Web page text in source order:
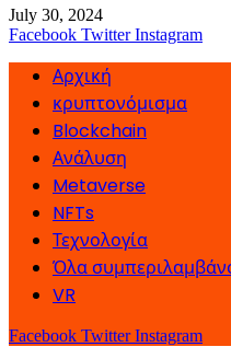
July 30, 2024
Facebook Twitter Instagram
Αρχική
κρυπτονόμισμα
Blockchain
Ανάλυση
Metaverse
NFTs
Τεχνολογία
Όλα
VR
Facebook Twitter Instagram